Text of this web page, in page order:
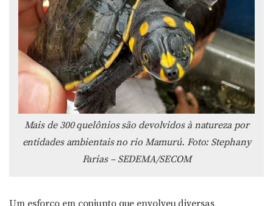
Mais de 300 quelônios são devolvidos à natureza por
entidades ambientais no rio Mamurú. Foto: Stephany
Farias – SEDEMA/SECOM
Um esforço em conjunto que envolveu diversas